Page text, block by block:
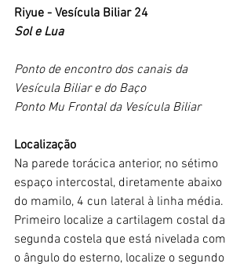
Riyue - Vesícula Biliar 24
Sol e Lua
Ponto de encontro dos canais da
Vesícula Biliar e do Baço
Ponto Mu Frontal da Vesícula Biliar
Localização
Na parede torácica anterior, no sétimo
espaço intercostal, diretamente abaixo
do mamilo, 4 cun lateral à linha média.
Primeiro localize a cartilagem costal da
segunda costela que está nivelada com
o ângulo do esterno, localize o segundo